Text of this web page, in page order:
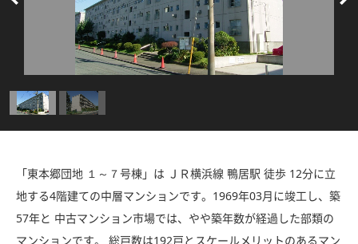
「東本郷団地 １～７号棟」は ＪＲ横浜線 鴨居駅 徒歩 12分に立
地する4階建ての中層マンションです。1969年03月に竣工し、築
57年と 中古マンション市場では、やや築年数が経過した部類の
マンションです。 総戸数は192戸とスケールメリットのあるマン